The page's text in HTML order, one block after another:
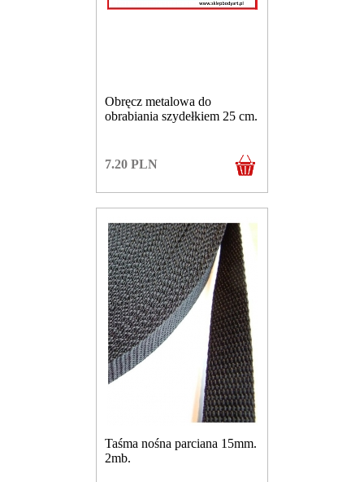
Obręcz metalowa do
obrabiania szydełkiem 25 cm.
7.20 PLN
Taśma nośna parciana 15mm.
2mb.